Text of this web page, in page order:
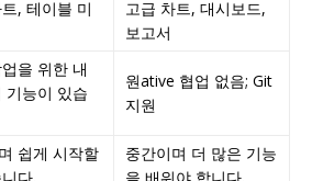
, 테이블 미
고급 차트, 대시보드,
보고서
을 위한 내
기능이 있습
원ative 협업 없음; Git
지원
쉽게 시작할
중간이며 더 많은 기능